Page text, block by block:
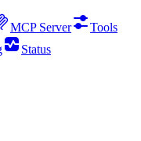
MCP Server
Tools
Status